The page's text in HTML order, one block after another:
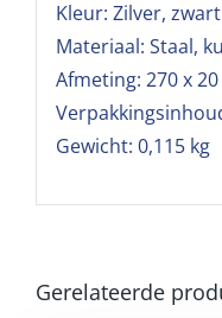
Kleur: Zilver, zwart
Materiaal: Staal,
Afmeting: 270 x
Gewicht: 0,115 kg
Gerelateerde